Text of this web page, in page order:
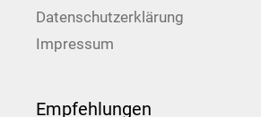
Datenschutzerklärung
Impressum
Empfehlungen